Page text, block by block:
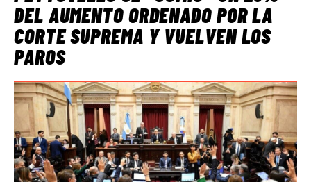
DEL AUMENTO ORDENADO POR LA
CORTE SUPREMA Y VUELVEN LOS
PAROS